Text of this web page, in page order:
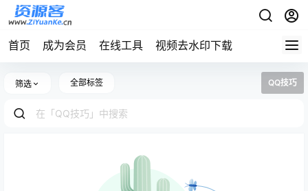
首页 成为会员 在线工具 视频去水印下载
筛选 全部标签 QQ技巧